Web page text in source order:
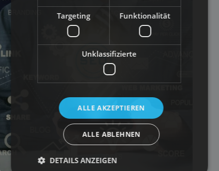
Targeting Funktionalität
Unklassifizierte
ALLE AKZEPTIEREN
ALLE ABLEHNEN
DETAILS ANZEIGEN